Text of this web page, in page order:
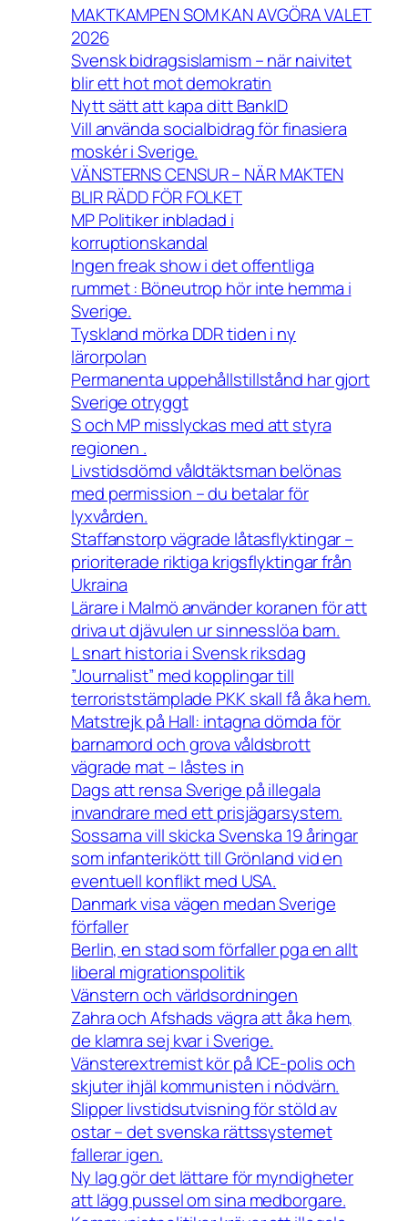
MAKTKAMPEN SOM KAN AVGÖRA VALET
2026
Svensk bidragsislamism – när naivitet
blir ett hot mot demokratin
Nytt sätt att kapa ditt BankID
Vill använda socialbidrag för finasiera
moskér i Sverige.
VÄNSTERNS CENSUR – NÄR MAKTEN
BLIR RÄDD FÖR FOLKET
MP Politiker inbladad i
korruptionskandal
Ingen freak show i det offentliga
rummet : Böneutrop hör inte hemma i
Sverige.
Tyskland mörka DDR tiden i ny
lärorpolan
Permanenta uppehållstillstånd har gjort
Sverige otryggt
S och MP misslyckas med att styra
regionen .
Livstidsdömd våldtäktsman belönas
med permission – du betalar för
lyxvården.
Staffanstorp vägrade låtasflyktingar –
prioriterade riktiga krigsflyktingar från
Ukraina
Lärare i Malmö använder koranen för att
driva ut djävulen ur sinnesslöa barn.
L snart historia i Svensk riksdag
”Journalist” med kopplingar till
terroriststämplade PKK skall få åka hem.
Matstrejk på Hall: intagna dömda för
barnamord och grova våldsbrott
vägrade mat – låstes in
Dags att rensa Sverige på illegala
invandrare med ett prisjägarsystem.
Sossarna vill skicka Svenska 19 åringar
som infanterikött till Grönland vid en
eventuell konflikt med USA.
Danmark visa vägen medan Sverige
förfaller
Berlin, en stad som förfaller pga en allt
liberal migrationspolitik
Vänstern och världsordningen
Zahra och Afshads vägra att åka hem,
de klamra sej kvar i Sverige.
Vänsterextremist kör på ICE-polis och
skjuter ihjäl kommunisten i nödvärn.
Slipper livstidsutvisning för stöld av
ostar – det svenska rättssystemet
fallerar igen.
Ny lag gör det lättare för myndigheter
att lägg pussel om sina medborgare.